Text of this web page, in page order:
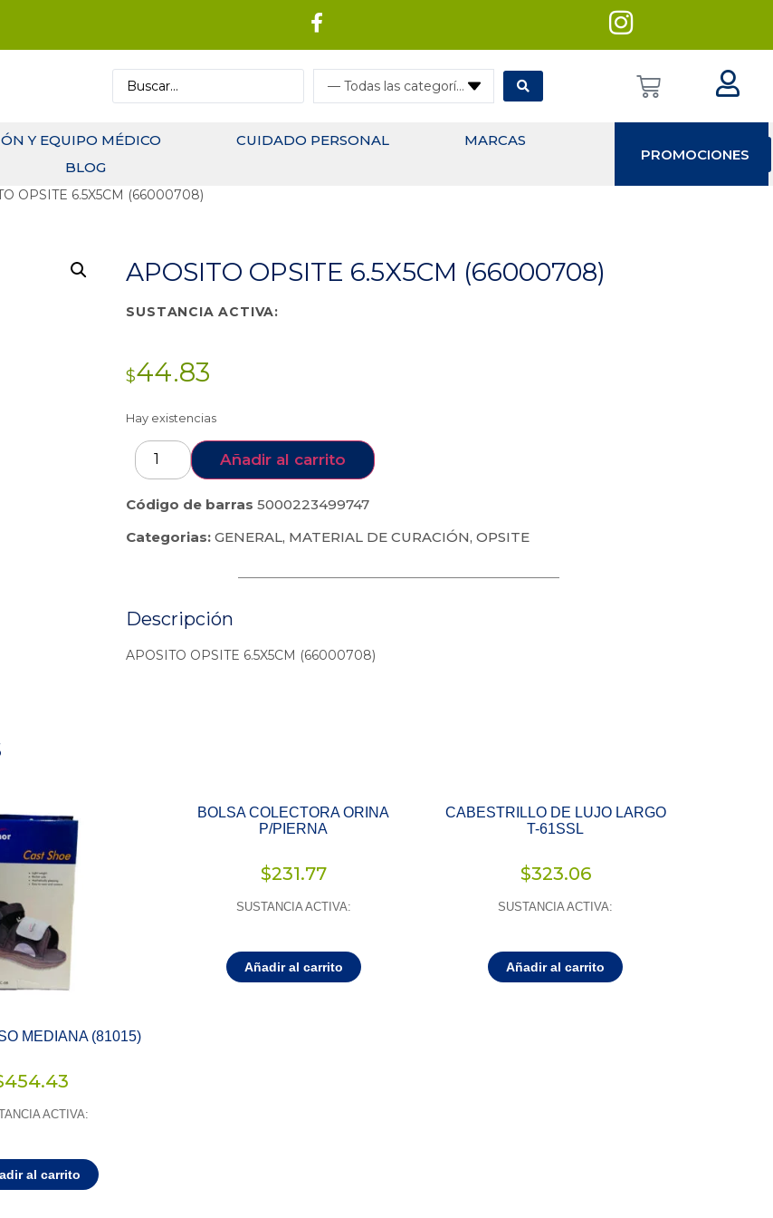
— Todas las categorías
Y EQUIPO MÉDICO CUIDADO PERSONAL
MARCAS
BLOG
PROMOCIONES
OPSITE 6.5X5CM (66000708)
APOSITO OPSITE 6.5X5CM (66000708)
SUSTANCIA ACTIVA:
$44.83
Hay existencias
Añadir al carrito
Código de barras5000223499747
Categorias: GENERAL, MATERIAL DE CURACIÓN,OPSITE
Descripción
APOSITO OPSITE 6.5X5CM (66000708)
MEDIANA (81015)
454.43
ACTIVA:
al carrito
BOLSA COLECTORA ORINA
P/PIERNA
$231.77
SUSTANCIA ACTIVA:
Añadir al carrito
CABESTRILLO DE LUJO LARGO
T-61SSL
$323.06
SUSTANCIA ACTIVA:
Añadir al carrito